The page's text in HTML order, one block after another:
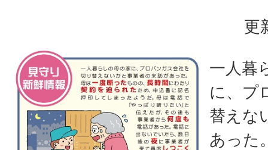
更
一人暮
に、プ
替えな
あった